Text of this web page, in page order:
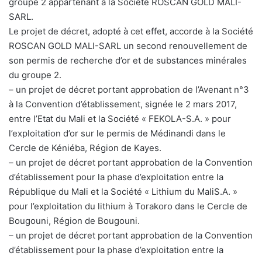
SARL.
Le projet de décret, adopté à cet effet, accorde à la Société
ROSCAN GOLD MALI-SARL un second renouvellement de
son permis de recherche d’or et de substances minérales
du groupe 2.
– un projet de décret portant approbation de l’Avenant n°3
à la Convention d’établissement, signée le 2 mars 2017,
entre l’Etat du Mali et la Société « FEKOLA-S.A. » pour
l’exploitation d’or sur le permis de Médinandi dans le
Cercle de Kéniéba, Région de Kayes.
– un projet de décret portant approbation de la Convention
d’établissement pour la phase d’exploitation entre la
République du Mali et la Société « Lithium du MaliS.A. »
pour l’exploitation du lithium à Torakoro dans le Cercle de
Bougouni, Région de Bougouni.
– un projet de décret portant approbation de la Convention
d’établissement pour la phase d’exploitation entre la